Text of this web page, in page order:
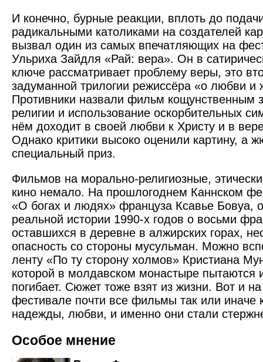
И конечно, бурные реакции, вплоть до
радикальными католиками на создателей
вызвал один из самых впечатляющих на
Ульриха Зайдля «Рай: вера». Он в
ключе рассматривает проблему веры, это
задуманной трилогии режиссёра «о любви и
Противники назвали фильм кощунственным
религии и использование оскорбительных
нём доходит в своей любви к Христу и в
Однако критики высоко оценили картину, а
специальный приз.
Фильмов на морально-религиозные,
кино немало. На прошлогоднем Каннском
«О богах и людях» француза Ксавье Бовуа,
реальной истории 1990-х годов о восьми
оставшихся в деревне в алжирских горах,
опасность со стороны мусульман. Можно
ленту «По ту сторону холмов» Кристиана
которой в молдавском монастыре пытаются
погибает. Сюжет тоже взят из жизни. Вот и
фестивале почти все фильмы так или иначе
надежды, любви, и именно они стали
Особое мнение